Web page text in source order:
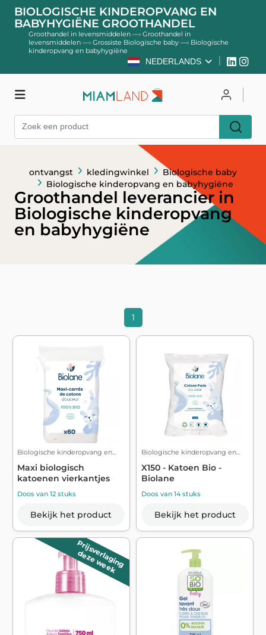
BIOLOGISCHE KINDEROPVANG EN
BABYHYGIËNE GROOTHANDEL
Groothandel in levensmiddelen —› Groothandel in
levensmiddelen —› Grossiste Biologische baby —›Biologische
kinderopvang en babyhygiëne
NEDERLANDS
ontvangst kledingwinkel
Biologische baby
Biologische kinderopvang en babyhygiëne
Groothandel leverancier in
Biologische kinderopvang
en babyhygiëne
1
Biologische kinderopvang en...
Maxi biologisch
katoenen vierkantjes
Doos van 12 stuks
Bekijk het product
Biologische kinderopvang en...
X150 - Katoen Bio -
Biolane
Doos van 14 stuks
Bekijk het product
Prijsverlaging
deze week